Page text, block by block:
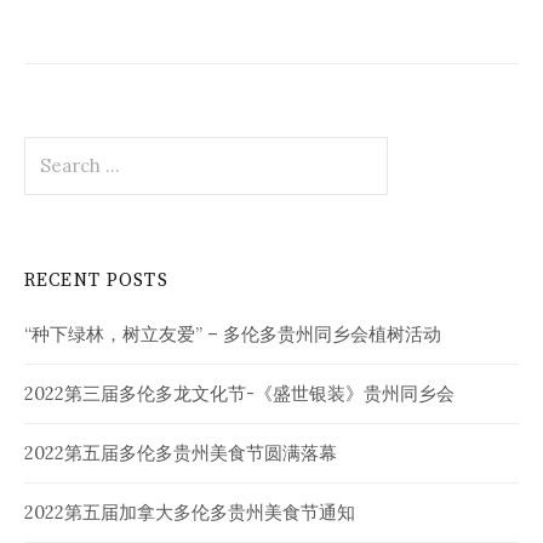
for:
RECENT POSTS
“种下绿林，树立友爱” – 多伦多贵州同乡会植树活动
2022第三届多伦多龙文化节-《盛世银装》贵州同乡会
2022第五届多伦多贵州美食节圆满落幕
2022第五届加拿大多伦多贵州美食节通知